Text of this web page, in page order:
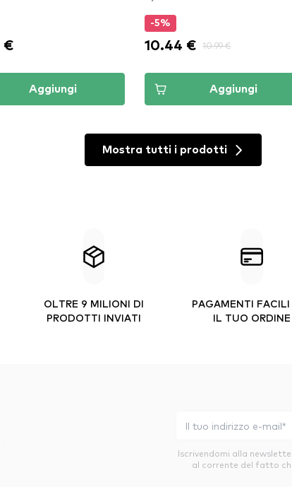
€
Aggiungi
-5%
10.44 € 10.99 €
Aggiungi
Mostra tutti i prodotti
OLTRE 9 MILIONI DI
PRODOTTI INVIATI
PAGAMENTI FACILI
IL TUO ORDINE
Iscrivendomi alla
al corrente del fatto